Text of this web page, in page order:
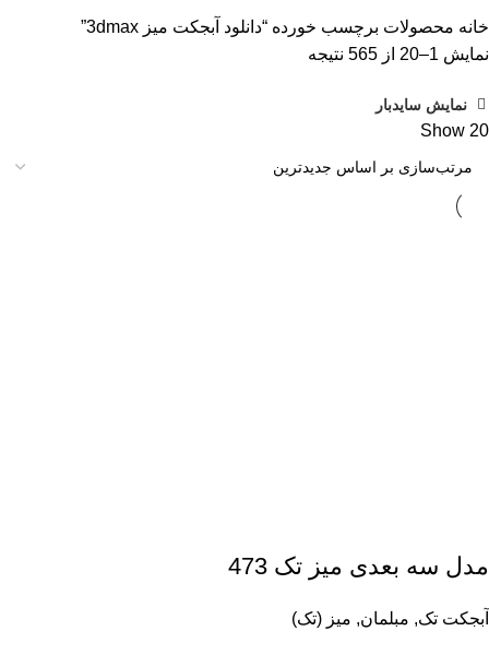
خانه محصولات برچسب خورده “دانلود آبجکت میز 3dmax”
نمایش 1–20 از 565 نتیجه
نمایش سایدبار
Show 20
مدل سه بعدی میز تک 473
آبجکت تک, مبلمان, میز (تک)